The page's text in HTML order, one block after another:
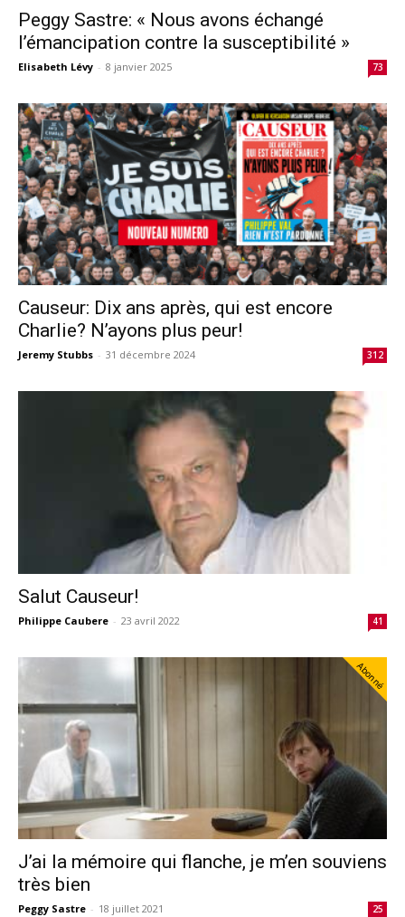
Peggy Sastre: « Nous avons échangé
l’émancipation contre la susceptibilité »
Elisabeth Lévy - 8 janvier 2025 73
Causeur: Dix ans après, qui est encore
Charlie? N’ayons plus peur!
Jeremy Stubbs - 31 décembre 2024 312
Salut Causeur!
Philippe Caubere - 23 avril 2022 41
Abonné
J’ai la mémoire qui flanche, je m’en souviens
très bien
Peggy Sastre - 18 juillet 2021 25